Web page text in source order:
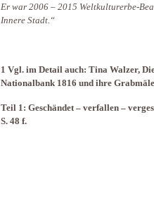
Er war 2006 – 2015 Weltkulturerbe-­
Innere Stadt.“
1 Vgl. im Detail auch: Tina Walzer,
Nationalbank 1816 und ihre
Teil 1: Geschändet – verfallen –
S. 48 f.